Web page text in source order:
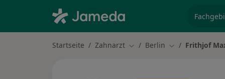
Startseite Zahnarzt Stadt ändern
Berlin Stadt ändern
Frithjof